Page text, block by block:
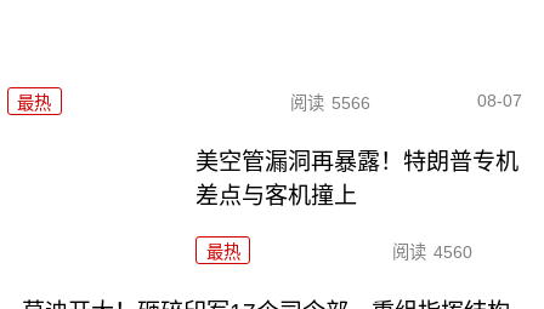
最热 阅读 5566 08-07
美空管漏洞再暴露！特朗普专机
差点与客机撞上
最热 阅读 4560